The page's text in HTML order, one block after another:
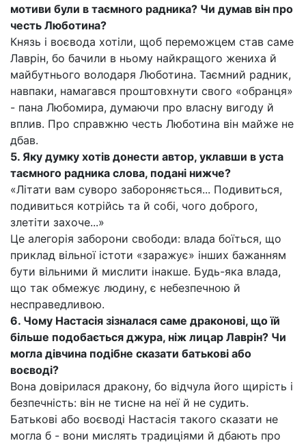
мотиви були в таємного радника? Чи думав він про
честь Люботина?
Князь і воєвода хотіли, щоб переможцем став саме
Лаврін, бо бачили в ньому найкращого жениха й
майбутнього володаря Люботина. Таємний радник,
навпаки, намагався проштовхнути свого «обранця»
- пана Любомира, думаючи про власну вигоду й
вплив. Про справжню честь Люботина він майже не
дбав.
5. Яку думку хотів донести автор, уклавши в уста
таємного радника слова, подані нижче?
«Літати вам суворо забороняється... Подивиться,
подивиться котрійсь та й собі, чого доброго,
злетіти захоче...»
Це алегорія заборони свободи: влада боїться, що
приклад вільної істоти «заражує» інших бажанням
бути вільними й мислити інакше. Будь-яка влада,
що так обмежує людину, є небезпечною й
несправедливою.
6. Чому Настасія зізналася саме драконові, що їй
більше подобається джура, ніж лицар Лаврін? Чи
могла дівчина подібне сказати батькові або
воєводі?
Вона довірилася дракону, бо відчула його щирість і
безпечність: він не тисне на неї й не судить.
Батькові або воєводі Настасія такого сказати не
могла б - вони мислять традиціями й дбають про